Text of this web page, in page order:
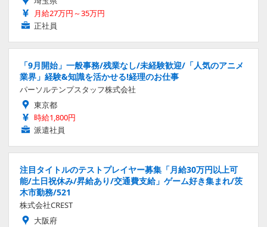
月給27万円～35万円
正社員
「9月開始」一般事務/残業なし/未経験歓迎/「人気のアニメ
業界」経験&知識を活かせる!経理のお仕事
パーソルテンプスタッフ株式会社
東京都
時給1,800円
派遣社員
注目タイトルのテストプレイヤー募集「月給30万円以上可
能/土日祝休み/昇給あり/交通費支給」ゲーム好き集まれ/茨
木市勤務/521
株式会社CREST
大阪府